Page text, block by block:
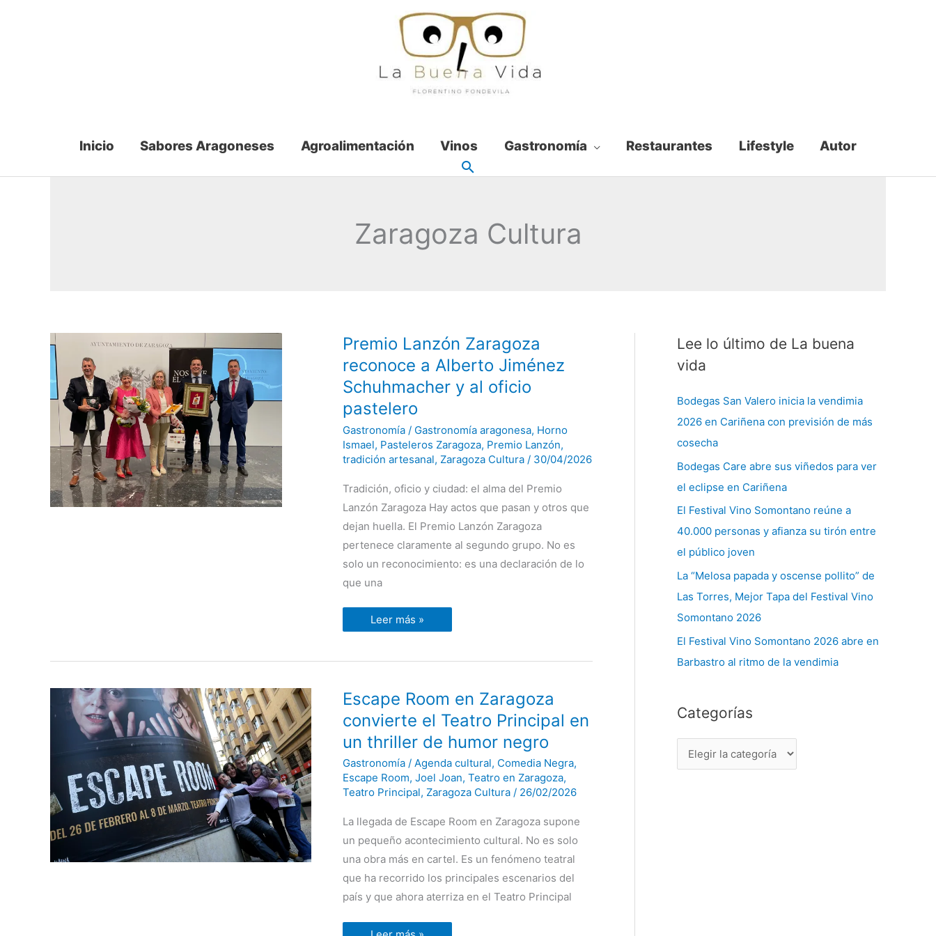
Inicio Sabores Aragoneses Agroalimentación Vinos Gastronomía Restaurantes Lifestyle Autor
Zaragoza Cultura
Premio Lanzón Zaragoza
reconoce a Alberto Jiménez
Schuhmacher y al oficio
pastelero
Gastronomía/ Gastronomía aragonesa, Horno
Ismael, Pasteleros Zaragoza, Premio Lanzón,
tradición artesanal, Zaragoza Cultura/ 30/04/2026
Tradición, oficio y ciudad: el alma del Premio
Lanzón Zaragoza Hay actos que pasan y otros que
dejan huella. El Premio Lanzón Zaragoza
pertenece claramente al segundo grupo. No es
solo un reconocimiento: es una declaración de lo
que una
Premio
Lanzón
reconoce
Alberto
Jiménez
Schuhmacher
al
oficio
pastelero
Leer más »
Escape Room en Zaragoza
convierte el Teatro Principal en
un thriller de humor negro
Gastronomía/ Agenda cultural, Comedia Negra,
Escape Room, Joel Joan, Teatro en Zaragoza,
Teatro Principal, Zaragoza Cultura/ 26/02/2026
La llegada de Escape Room en Zaragoza supone
un pequeño acontecimiento cultural. No es solo
una obra más en cartel. Es un fenómeno teatral
que ha recorrido los principales escenarios del
país y que ahora aterriza en el Teatro Principal
Escape
Room
en
Zaragoza
convierte
el
Principal
en
un
thriller
humor
negro
Lee lo último de La buena
vida
Bodegas San Valero inicia la vendimia
2026 en Cariñena con previsión de más
cosecha
Bodegas Care abre sus viñedos para ver
el eclipse en Cariñena
El Festival Vino Somontano reúne a
40.000 personas y afianza su tirón entre
el público joven
La “Melosa papada y oscense pollito” de
Las Torres, Mejor Tapa del Festival Vino
Somontano 2026
El Festival Vino Somontano 2026 abre en
Barbastro al ritmo de la vendimia
Categorías
C
a
e
g
o
r
í
a
s